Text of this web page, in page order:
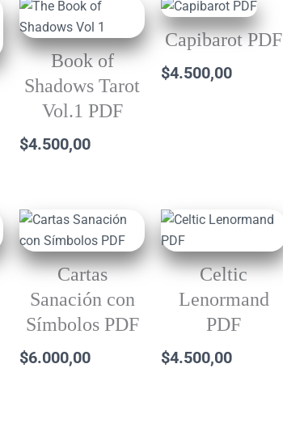
Book of
Shadows Tarot
Vol.1 PDF
$4.500,00
Capibarot PDF
$4.500,00
Cartas
Sanación con
Símbolos PDF
$6.000,00
Celtic
Lenormand
PDF
$4.500,00